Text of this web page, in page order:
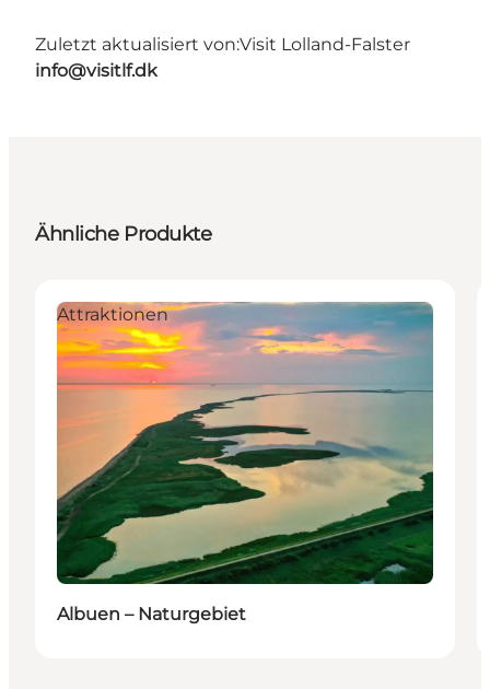
Zuletzt aktualisiert von:Visit Lolland-Falster
info@visitlf.dk
Ähnliche Produkte
Attraktionen
Albuen – Naturgebiet